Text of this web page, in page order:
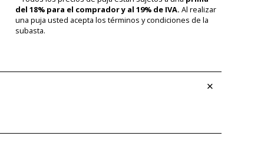
del 18% para el comprador y al 19% de IVA. Al realizar
una puja usted acepta los términos y condiciones de la
subasta.